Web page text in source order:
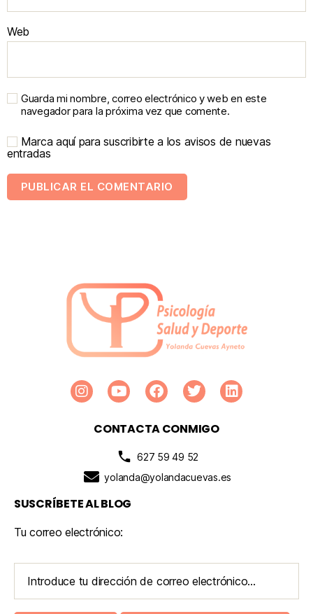
Web
Guarda mi nombre, correo electrónico y web en este
navegador para la próxima vez que comente.
Marca aquí para suscribirte a los avisos de nuevas
entradas
CONTACTA CONMIGO
627 59 49 52
yolanda@yolandacuevas.es
SUSCRÍBETE AL BLOG
Tu correo electrónico: